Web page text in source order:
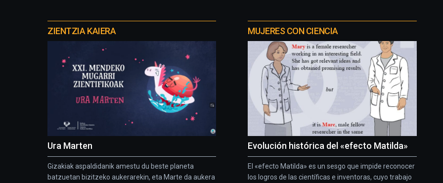
proyectos
ZIENTZIA KAIERA
Ura Marten
Gizakiak aspaldidanik amestu du beste planeta
batzuetan bizitzeko aukerarekin, eta Marte da aukera
MUJERES CON CIENCIA
Evolución histórica del «efecto Matilda»
El «efecto Matilda» es un sesgo que impide reconocer
los logros de las científicas e inventoras, cuyo trabajo